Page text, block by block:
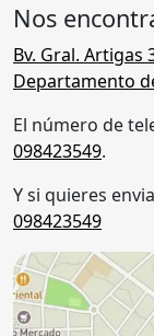
Nos
Bv. Gral. Artigas
Departamento
El número de
098423549.
Y si quieres
098423549